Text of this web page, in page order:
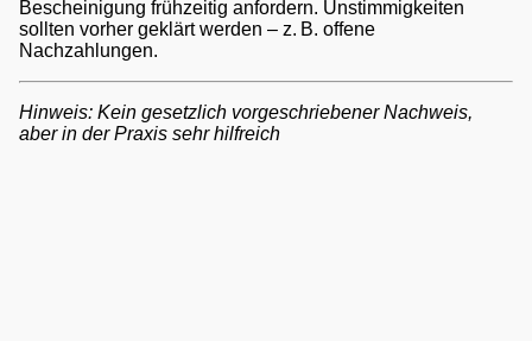
Bescheinigung frühzeitig anfordern. Unstimmigkeiten
sollten vorher geklärt werden – z. B. offene
Nachzahlungen.
Hinweis: Kein gesetzlich vorgeschriebener Nachweis,
aber in der Praxis sehr hilfreich